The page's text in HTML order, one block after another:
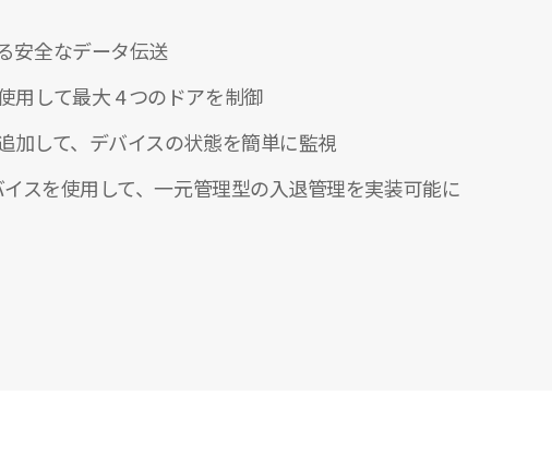
安全なデータ伝送
用して最大 4 つのドアを制御
加して、デバイスの状態を簡単に監視
スを使用して、一元管理型の入退管理を実装可能に